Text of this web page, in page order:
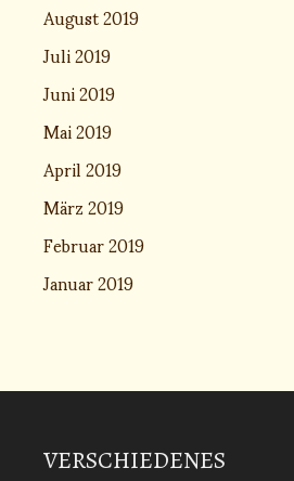
August 2019
Juli 2019
Juni 2019
Mai 2019
April 2019
März 2019
Februar 2019
Januar 2019
VERSCHIEDENES